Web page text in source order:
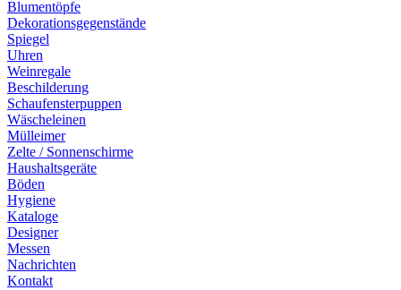
Blumentöpfe
Dekorationsgegenstände
Spiegel
Uhren
Weinregale
Beschilderung
Schaufensterpuppen
Wäscheleinen
Mülleimer
Zelte / Sonnenschirme
Haushaltsgeräte
Böden
Hygiene
Kataloge
Designer
Messen
Nachrichten
Kontakt